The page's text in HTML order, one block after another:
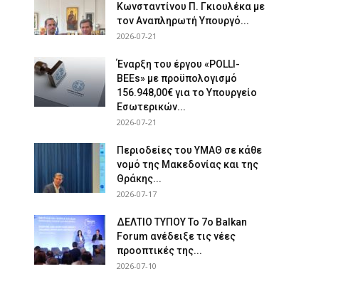
Κωνσταντίνου Π. Γκιουλέκα με
τον Αναπληρωτή Υπουργό...
2026-07-21
Έναρξη του έργου «POLLI-
BEEs» με προϋπολογισμό
156.948,00€ για το Υπουργείο
Εσωτερικών...
2026-07-21
Περιοδείες του ΥΜΑΘ σε κάθε
νομό της Μακεδονίας και της
Θράκης...
2026-07-17
ΔΕΛΤΙΟ ΤΥΠΟΥ Το 7ο Balkan
Forum ανέδειξε τις νέες
προοπτικές της...
2026-07-10